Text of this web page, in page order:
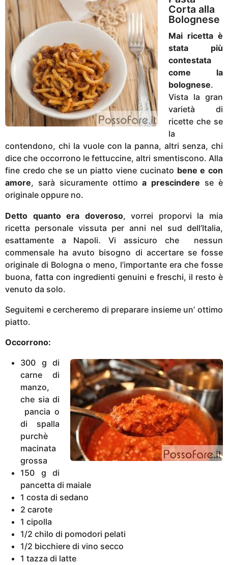
a
g
Corta alla
Bolognese
Mai ricetta è
stata più
contestata
come la
bolognese.
Vista la gran
varietà di
ricette che se
la
contendono, chi la vuole con la panna, altri senza, chi
dice che occorrono le fettuccine, altri smentiscono. Alla
fine credo che se un piatto viene cucinato bene e con
amore, sarà sicuramente ottimoa prescindere se è
originale oppure no.
Detto quanto era doveroso, vorrei proporvi la mia
ricetta personale vissuta per anni nel sud dell’Italia,
esattamente a Napoli. Vi assicuro che nessun
commensale ha avuto bisogno di accertare se fosse
originale di Bologna o meno, l’importante era che fosse
buona, fatta con ingredienti genuini e freschi, il resto è
venuto da solo.
Seguitemi e cercheremo di preparare insieme un’ ottimo
piatto.
Occorrono:
300 g di
carne di
manzo,
che sia di
pancia o
di spalla
purchè
macinata
grossa
150 g di
pancetta di maiale
1 costa di sedano
2 carote
1 cipolla
1/2 chilo di pomodori pelati
1/2 bicchiere di vino secco
1 tazza di latte